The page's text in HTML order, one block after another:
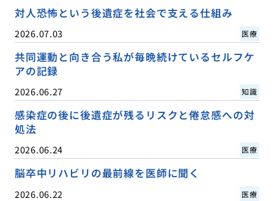
対人恐怖という後遺症を社会で支える仕組み
2026.07.03 医療
共同運動と向き合う私が毎晩続けているセルフケ
アの記録
2026.06.27 知識
感染症の後に後遺症が残るリスクと倦怠感への対
処法
2026.06.24 医療
脳卒中リハビリの最前線を医師に聞く
2026.06.22 医療